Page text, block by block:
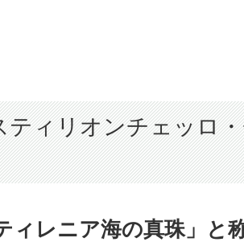
ティリオンチェッロ
ィレニア海の真珠」と